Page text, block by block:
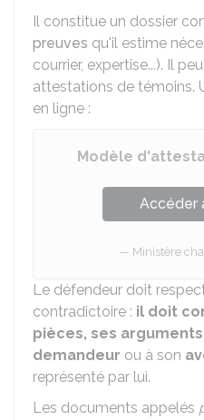
Il constitue un dossier
preuves qu'il estime
courrier, expertise...). Il
attestations de témoins.
en ligne :
Modèle
Accéder
Ministère
Le défendeur doit
contradictoire : il doit
pièces, ses
demandeur ou à son
représenté par lui.
Les documents appelés